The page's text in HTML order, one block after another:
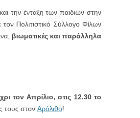
την ένταξη των παιδιών στην
Πολιτιστικό Σύλλογο Φίλων
βιωματικές και παράλληλα
τον Απρίλιο, στις 12.30 το
τους στον Αρόλιθο!